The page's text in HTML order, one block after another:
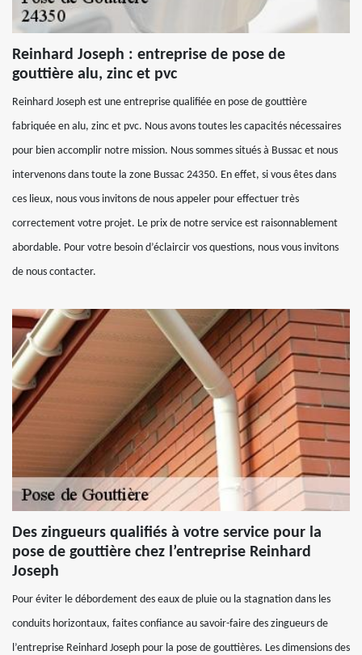
Reinhard Joseph : entreprise de pose de
gouttière alu, zinc et pvc
Reinhard Joseph est une entreprise qualifiée en pose de gouttière
fabriquée en alu, zinc et pvc. Nous avons toutes les capacités nécessaires
pour bien accomplir notre mission. Nous sommes situés à Bussac et nous
intervenons dans toute la zone Bussac 24350. En effet, si vous êtes dans
ces lieux, nous vous invitons de nous appeler pour effectuer très
correctement votre projet. Le prix de notre service est raisonnablement
abordable. Pour votre besoin d’éclaircir vos questions, nous vous invitons
de nous contacter.
Des zingueurs qualifiés à votre service pour la
pose de gouttière chez l’entreprise Reinhard
Joseph
Pour éviter le débordement des eaux de pluie ou la stagnation dans les
conduits horizontaux, faites confiance au savoir-faire des zingueurs de
l’entreprise Reinhard Joseph pour la pose de gouttières. Les dimensions des